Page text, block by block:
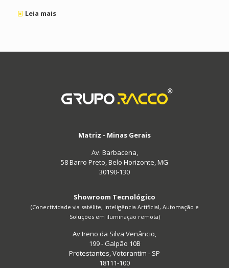
Leia mais
Matriz - Minas Gerais
Av. Barbacena,
58 Barro Preto, Belo Horizonte, MG
30190-130
Showroom Tecnológico
(Conectividade via satélite, Inteligência Artificial, Automação e
Soluções em iluminação remota)
Av Ireno da Silva Venâncio,
199 - Galpão 10B
Protestantes, Votorantim - SP
18111-100